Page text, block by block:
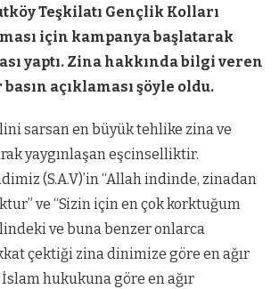
Teşkilatı Gençlik Kolları
için kampanya başlatarak
yaptı. Zina hakkında bilgi veren
açıklaması şöyle oldu.
sarsan en büyük tehlike zina ve
yaygınlaşan eşcinselliktir.
(S.A.V)’in “Allah indinde, zinadan
ve “Sizin için en çok korktuğum
ve buna benzer onlarca
çektiği zina dinimize göre en ağır
hukukuna göre en ağır